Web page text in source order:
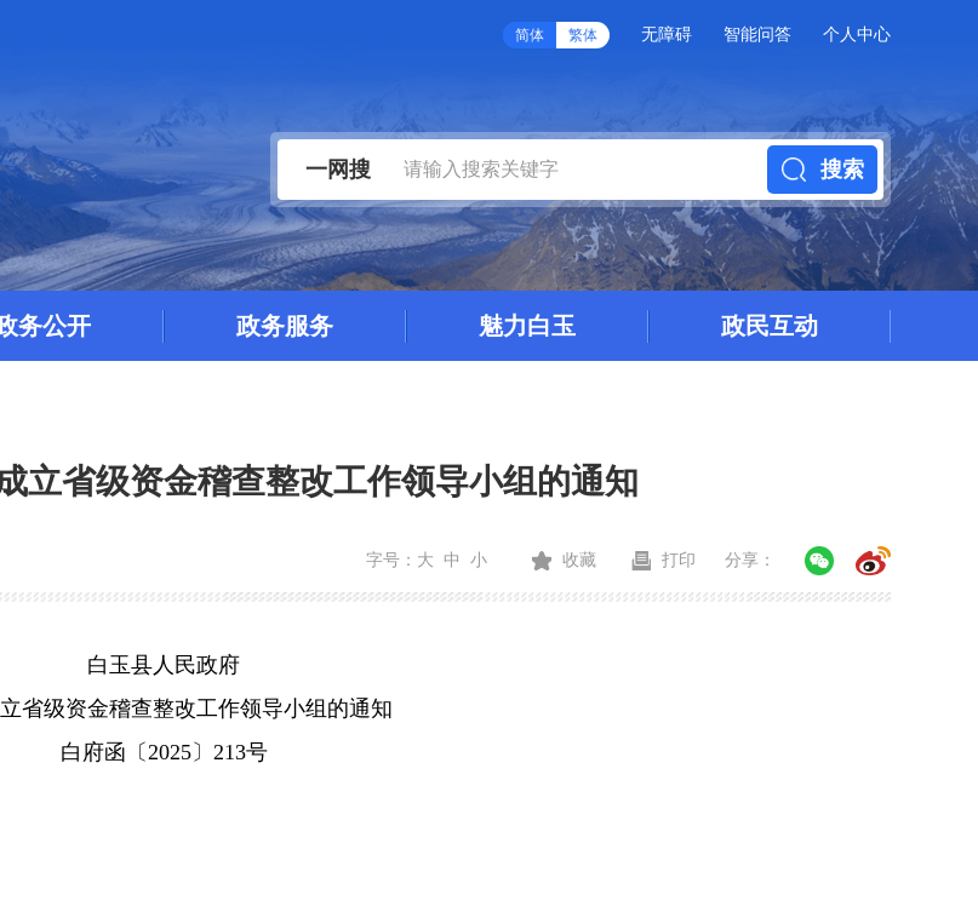
简体 繁体 无障碍 智能问答 个人中心
一网搜 搜索
务公开 政务服务 魅力白玉 政民互动
立省级资金稽查整改工作领导小组的通知
字号： 大 中 小 收藏 打印 分享：
白玉县人民政府
省级资金稽查整改工作领导小组的通知
白府函〔2025〕213号